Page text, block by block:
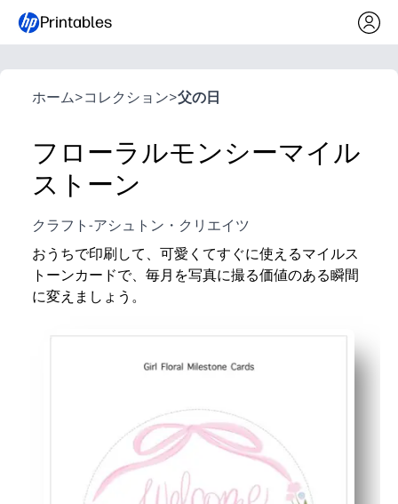
Printables
ホーム>コレクション>父の日
フローラルモンシーマイル
ストーン
クラフト-アシュトン・クリエイツ
おうちで印刷して、可愛くてすぐに使えるマイルス
トーンカードで、毎月を写真に撮る価値のある瞬間
に変えましょう。
準備は不要です。必要なときにいつでもマイルスト
魅力的でポップなカラーデザインは、毎月の写真を
ご自宅でも柔軟に対応できます。お手持ちの用紙に